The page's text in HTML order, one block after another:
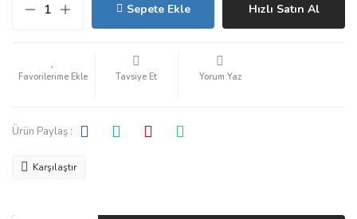
Sepete Ekle Hızlı Satın Al
Tavsiye Et Yorum Yaz
Ürün Paylaş :
Karşılaştır